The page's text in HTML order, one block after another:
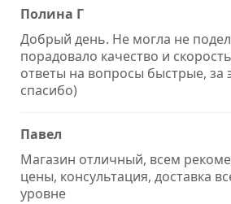
Полина Г
Добрый день. Не могла не
порадовало качество и
ответы на вопросы быстрые, за
спасибо)
Павел
Магазин отличный, всем
цены, консультация, доставка
уровне